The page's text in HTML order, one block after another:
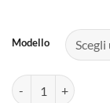
Modello
Omtd Jighead